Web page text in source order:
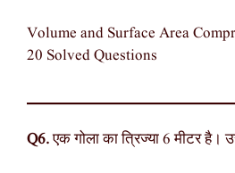
Volume and Surface Area
20 Solved Questions
Q6.एक गोला का त्रिज्या 6 मीटर है।